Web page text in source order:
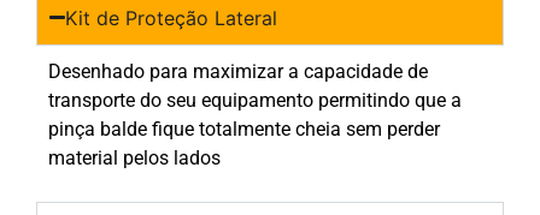
Kit de Proteção Lateral
Desenhado para maximizar a capacidade de
transporte do seu equipamento permitindo que a
pinça balde fique totalmente cheia sem perder
material pelos lados